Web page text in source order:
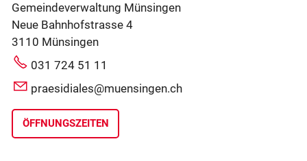
Gemeindeverwaltung Münsingen
Neue Bahnhofstrasse 4
3110 Münsingen
031 724 51 11
praesidiales@muensingen.ch
ÖFFNUNGSZEITEN